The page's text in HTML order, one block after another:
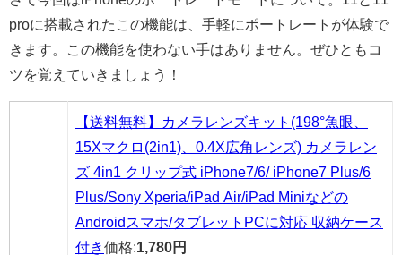
proに搭載されたこの機能は、手軽にポートレートが体験で
きます。この機能を使わない手はありません。ぜひともコ
ツを覚えていきましょう！
【送料無料】カメラレンズキット(198°魚眼、
15Xマクロ(2in1)、0.4X広角レンズ) カメラレン
ズ 4in1 クリップ式 iPhone7/6/ iPhone7 Plus/6
Plus/Sony Xperia/iPad Air/iPad Miniなどの
Androidスマホ/タブレットPCに対応 収納ケース
付き価格:1,780円